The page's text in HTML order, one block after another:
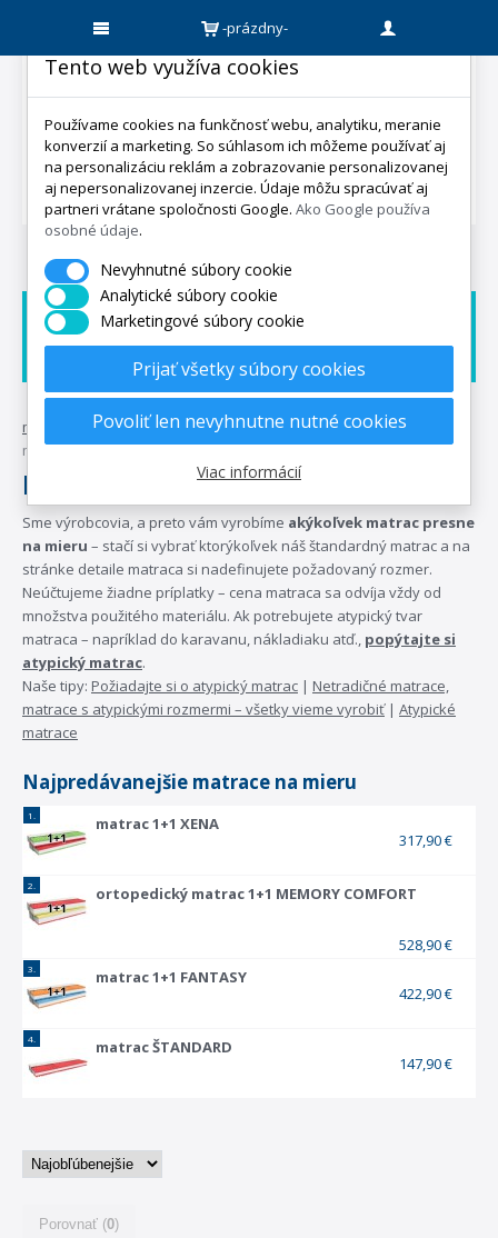
-prázdny-
Doprava zadarmo
Dárek zadarmo
Expedicia do 5 dní
mpo-matrace.sk • matrace•matrace podľa rozmeru •matrace na
mieru
Matrace na mieru
Sme výrobcovia, a preto vám vyrobíme akýkoľvek matrac presne
na mieru – stačí si vybrať ktorýkoľvek náš štandardný matrac a na
stránke detaile matraca si nadefinujete požadovaný rozmer.
Neúčtujeme žiadne príplatky – cena matraca sa odvíja vždy od
množstva použitého materiálu. Ak potrebujete atypický tvar
matraca – napríklad do karavanu, nákladiaku atď., popýtajte si
atypický matrac.
Naše tipy: Požiadajte si o atypický matrac | Netradičné matrace,
matrace s atypickými rozmermi – všetky vieme vyrobiť| Atypické
matrace
Najpredávanejšie matrace na mieru
1.
matrac 1+1 XENA
317,90 €
2. ortopedický matrac 1+1 MEMORY COMFORT
528,90 €
3.
matrac 1+1 FANTASY
422,90 €
4.
matrac ŠTANDARD
147,90 €
Porovnať (0)
Tento web využíva cookies
Používame cookies na funkčnosť webu, analytiku, meranie
konverzií a marketing. So súhlasom ich môžeme používať aj
na personalizáciu reklám a zobrazovanie personalizovanej
aj nepersonalizovanej inzercie. Údaje môžu spracúvať aj
partneri vrátane spoločnosti Google. Ako Google používa
osobné údaje.
Nevyhnutné súbory cookie
Analytické súbory cookie
Marketingové súbory cookie
Prijať všetky súbory cookies
Povoliť len nevyhnutne nutné cookies
Viac informácií